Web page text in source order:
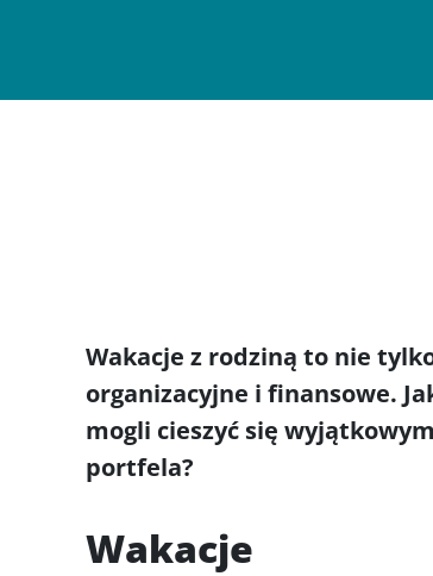
Wakacje z rodziną to nie
organizacyjne i finansowe.
mogli cieszyć się
portfela?
Wakacje